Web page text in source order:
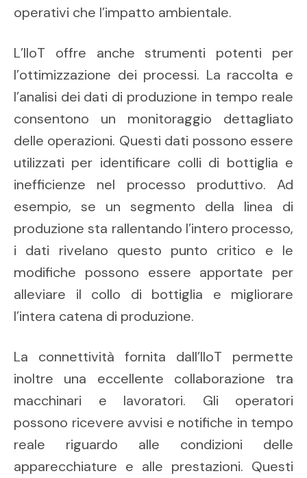
operativi che l’impatto ambientale.
L’IIoT offre anche strumenti potenti per
l’ottimizzazione dei processi. La raccolta e
l’analisi dei dati di produzione in tempo reale
consentono un monitoraggio dettagliato
delle operazioni. Questi dati possono essere
utilizzati per identificare colli di bottiglia e
inefficienze nel processo produttivo. Ad
esempio, se un segmento della linea di
produzione sta rallentando l’intero processo,
i dati rivelano questo punto critico e le
modifiche possono essere apportate per
alleviare il collo di bottiglia e migliorare
l’intera catena di produzione.
La connettività fornita dall’IIoT permette
inoltre una eccellente collaborazione tra
macchinari e lavoratori. Gli operatori
possono ricevere avvisi e notifiche in tempo
reale riguardo alle condizioni delle
apparecchiature e alle prestazioni. Questi